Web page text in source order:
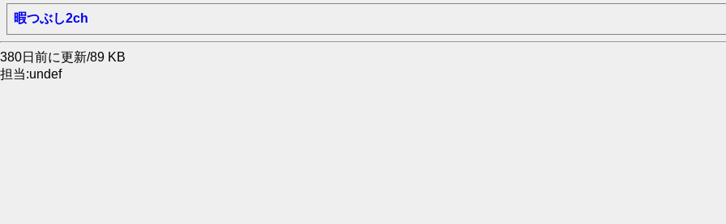
暇つぶし2ch
380日前に更新/89 KB
担当:undef